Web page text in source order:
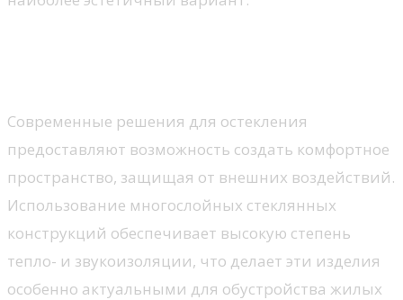
Современные решения для остекления
предоставляют возможность создать комфортное
пространство, защищая от внешних воздействий.
Использование многослойных стеклянных
конструкций обеспечивает высокую степень
тепло- и звукоизоляции, что делает эти изделия
особенно актуальными для обустройства жилых